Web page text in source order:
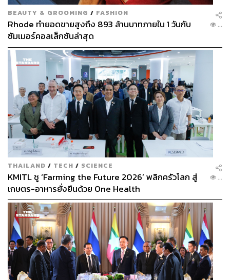
BEAUTY & GROOMING / FASHION
Rhode ทำยอดขายสูงถึง 893 ล้านบาทภายใน 1 วันกับ
ซัมเมอร์คอลเล็กชันล่าสุด
...
THAILAND / TECH / SCIENCE
KMITL ชู ‘Farming the Future 2026’ พลิกครัวโลก สู่
เกษตร-อาหารยั่งยืนด้วย One Health
...